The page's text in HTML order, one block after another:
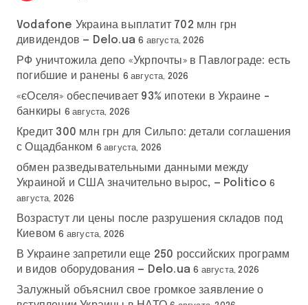
Vodafone Украина выплатит 702 млн грн
дивидендов — Delo.ua 6 августа, 2026
РФ уничтожила депо «Укрпочты» в Павлограде: есть
погибшие и ранены 6 августа, 2026
«єОселя» обеспечивает 93% ипотеки в Украине –
банкиры 6 августа, 2026
Кредит 300 млн грн для Сильпо: детали соглашения
с Ощадбанком 6 августа, 2026
обмен разведывательными данными между
Украиной и США значительно вырос, — Politico 6
августа, 2026
Возрастут ли цены после разрушения складов под
Киевом 6 августа, 2026
В Украине запретили еще 250 российских программ
и видов оборудования — Delo.ua 6 августа, 2026
Залужный объяснил свое громкое заявление о